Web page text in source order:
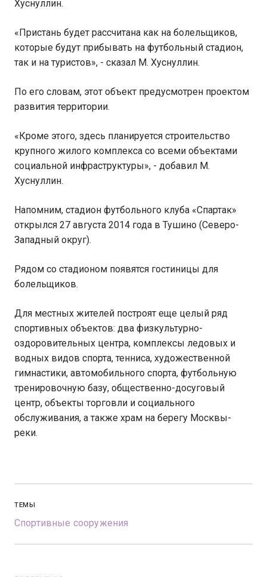
Хуснуллин.
«Пристань будет рассчитана как на болельщиков,
которые будут прибывать на футбольный стадион,
так и на туристов», - сказал М. Хуснуллин.
По его словам, этот объект предусмотрен проектом
развития территории.
«Кроме этого, здесь планируется строительство
крупного жилого комплекса со всеми объектами
социальной инфраструктуры», - добавил М.
Хуснуллин.
Напомним, стадион футбольного клуба «Спартак»
открылся 27 августа 2014 года в Тушино (Северо-
Западный округ).
Рядом со стадионом появятся гостиницы для
болельщиков.
Для местных жителей построят еще целый ряд
спортивных объектов: два физкультурно-
оздоровительных центра, комплексы ледовых и
водных видов спорта, тенниса, художественной
гимнастики, автомобильного спорта, футбольную
тренировочную базу, общественно-досуговый
центр, объекты торговли и социального
обслуживания, а также храм на берегу Москвы-
реки.
ТЕМЫ
Спортивные сооружения